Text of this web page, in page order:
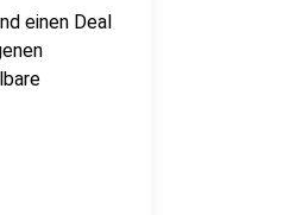
einen Deal